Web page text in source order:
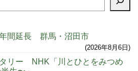
間延長 群馬・沼田市
2026年8月6日
リー NHK「川とひとをみつめ